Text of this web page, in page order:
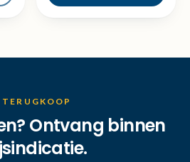
Ontvang binnen